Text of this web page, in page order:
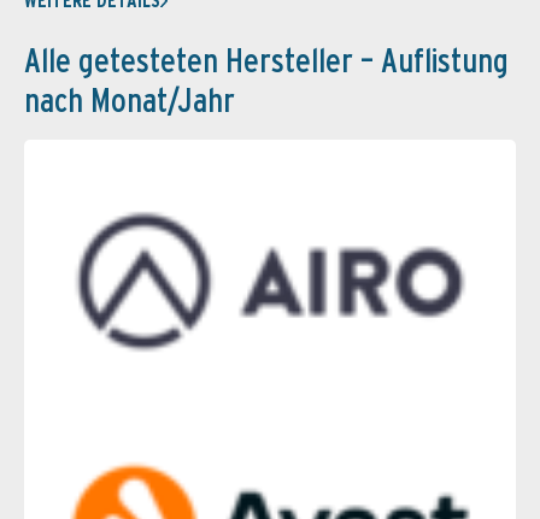
Alle getesteten Hersteller – Auflistung
nach Monat/Jahr